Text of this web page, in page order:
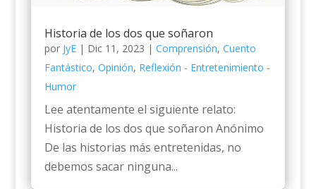
Historia de los dos que soñaron
por JyE| Dic 11, 2023 | Comprensión, Cuento
Fantástico, Opinión, Reflexión - Entretenimiento -
Humor
Lee atentamente el siguiente relato:
Historia de los dos que soñaron Anónimo
De las historias más entretenidas, no
debemos sacar ninguna...